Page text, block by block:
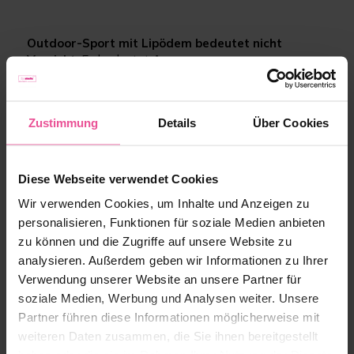
Zustimmung Details Über Cookies
Diese Webseite verwendet Cookies
Wir verwenden Cookies, um Inhalte und Anzeigen zu
personalisieren, Funktionen für soziale Medien anbieten
zu können und die Zugriffe auf unsere Website zu
analysieren. Außerdem geben wir Informationen zu Ihrer
Verwendung unserer Website an unsere Partner für
soziale Medien, Werbung und Analysen weiter. Unsere
Partner führen diese Informationen möglicherweise mit
weiteren Daten zusammen, die Sie ihnen bereitgestellt
Outdoor-Sport mit Lipödem bedeutet nicht
Verzicht. Es bedeutetAnpassung,
Selbstwahrnehmung
Finden eigener
Verantwortung für sich selbst
und anzunehmen. Und es bedeutet, die Schönheit der
Natur und das Zusammensein mit Menschen zu
Möchten Sie mehr echte Erfahrungsberichte von
anderen Betroffenen lesen? Lesen Sie unsere
Blogartikel zur Geschichte unserer Lipödem Heldinnen
LynundJule.
„Klara, gibt es etwas, dass du zum
Abschluss noch sagen möchtest?“